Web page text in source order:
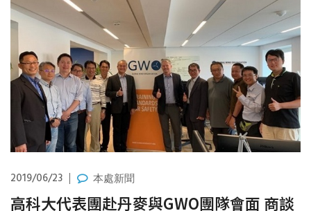
2019/06/23 本處新聞
高科大代表團赴丹麥與GWO團隊會面 商談